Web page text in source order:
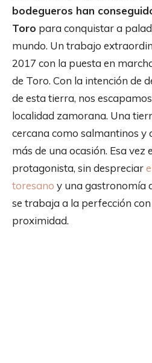
bodegueros han
Toro para conquistar a
mundo. Un trabajo
2017 con la puesta en
de Toro. Con la intención de
de esta tierra, nos
localidad zamorana. Una
cercana como salmantinos y
más de una ocasión. Esa vez
protagonista, sin despreciar
toresano y una gastronomía
se trabaja a la perfección
proximidad.